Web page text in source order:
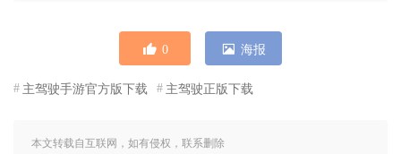
0 海报
主驾驶手游官方版下载 主驾驶正版下载
本文转载自互联网，如有侵权，联系删除